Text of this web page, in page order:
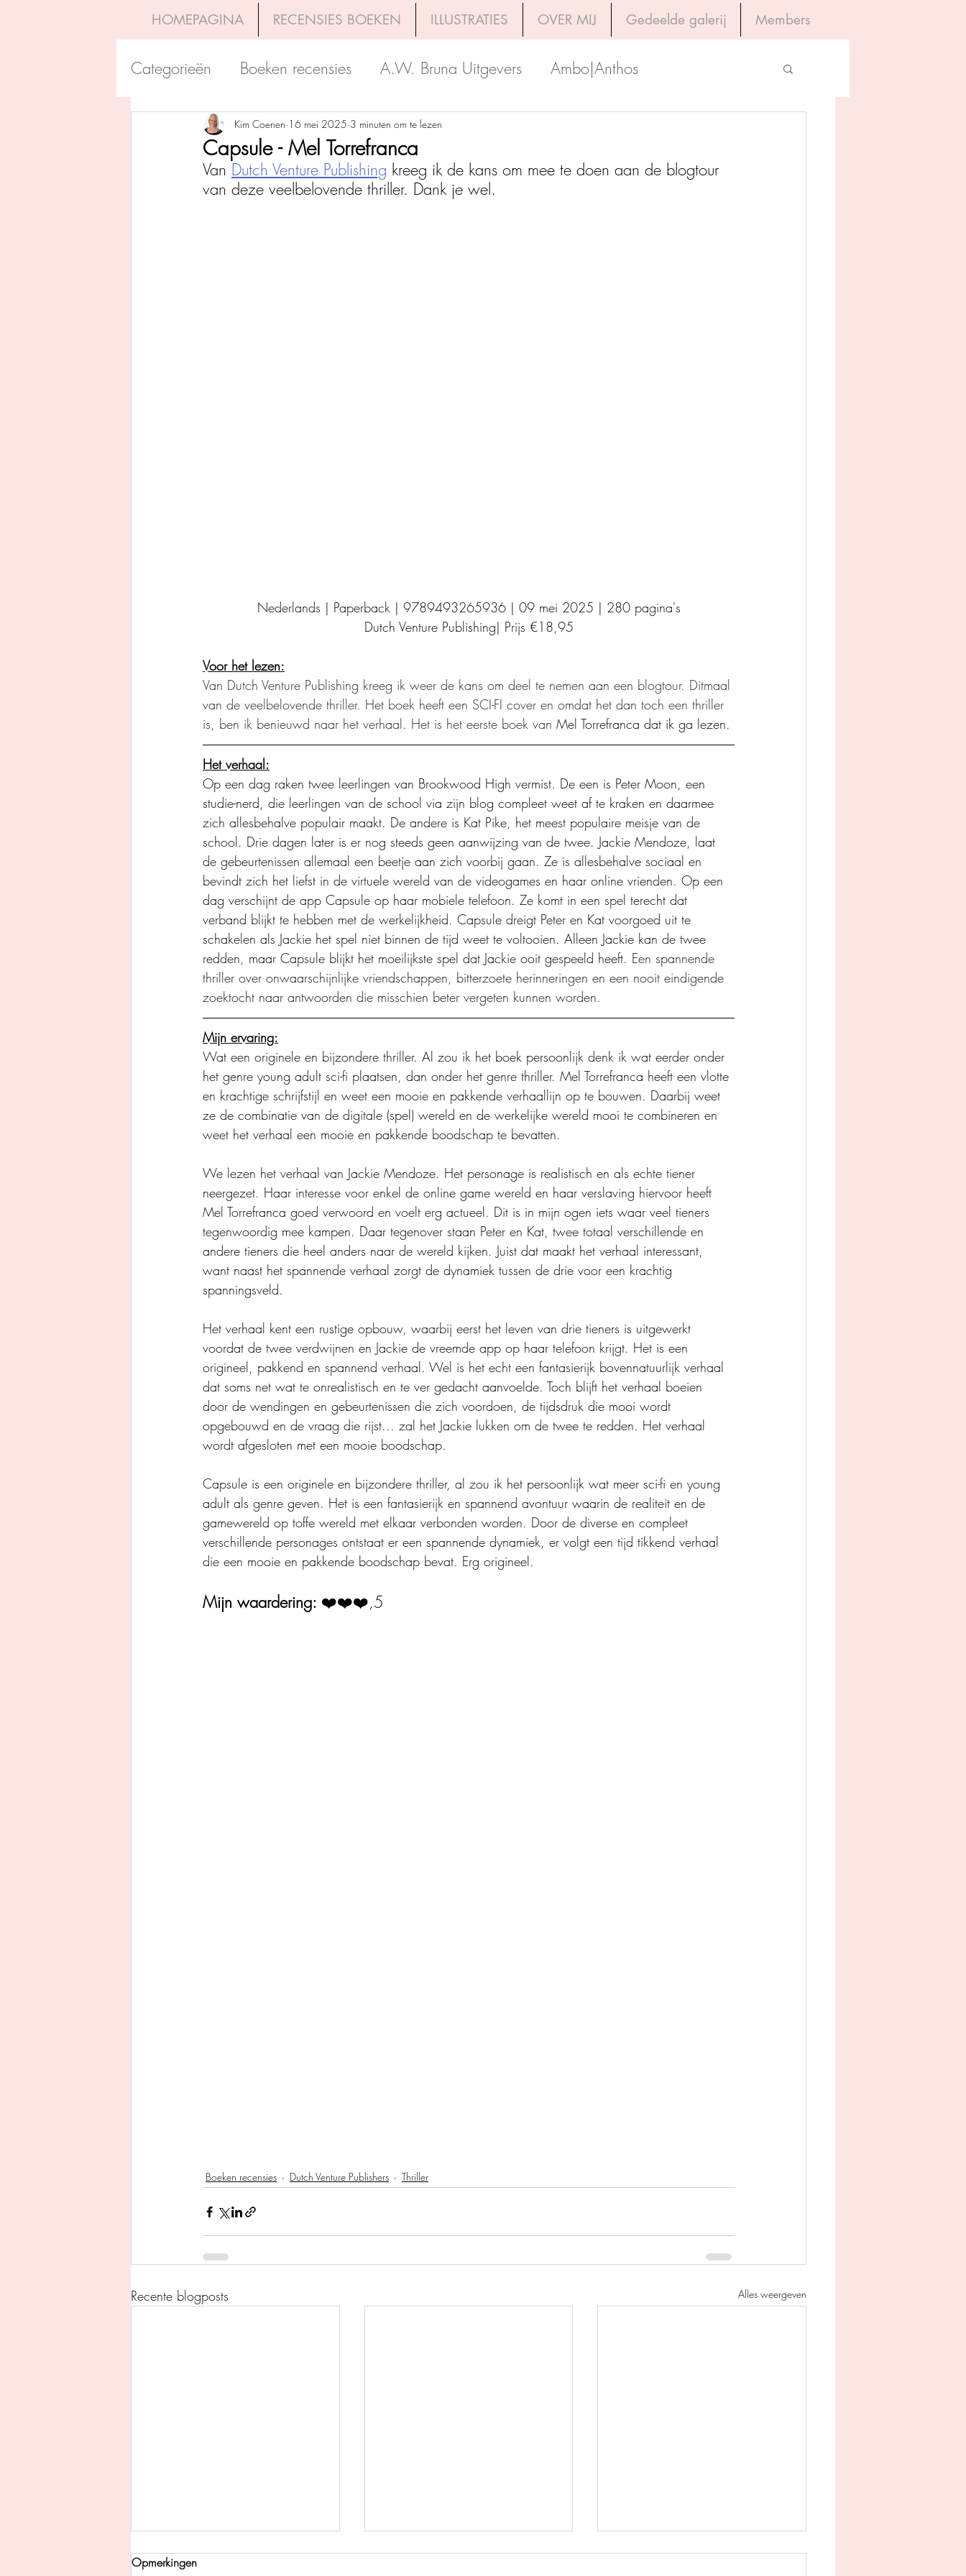
HOMEPAGINA RECENSIES BOEKEN ILLUSTRATIES OVER MIJ Gedeelde galerij Members
Categorieën Boeken recensies A.W. Bruna Uitgevers Ambo|Anthos
Uitgeverij Pelckmans Boekerij Uitgeverij Luitingh-Sijthoff
Overamstel Uitgevers Godijn Publishing Kosmos Uitgevers The House of Books
Capsule - Mel Torrefranca
Kim Coenen 16 mei 2025 3 minuten om te lezen
Van Dutch Venture Publishing kreeg ik de kans om mee te doen aan de blogtour
van deze veelbelovende thriller. Dank je wel.
Nederlands | Paperback | 9789493265936 | 09 mei 2025 | 280 pagina's
Dutch Venture Publishing| Prijs €18,95
Voor het lezen:
Van Dutch Venture Publishing kreeg ik weer de kans om deel te nemen aan een blogtour. Ditmaal
van de veelbelovende thriller. Het boek heeft een SCI-FI cover en omdat het dan toch een thriller
is, ben ik benieuwd naar het verhaal. Het is het eerste boek van Mel Torrefranca dat ik ga lezen.
Het verhaal:
Op een dag raken twee leerlingen van Brookwood High vermist. De een is Peter Moon, een
studie-nerd, die leerlingen van de school via zijn blog compleet weet af te kraken en daarmee
zich allesbehalve populair maakt. De andere is Kat Pike, het meest populaire meisje van de
school. Drie dagen later is er nog steeds geen aanwijzing van de twee. Jackie Mendoze, laat
de gebeurtenissen allemaal een beetje aan zich voorbij gaan. Ze is allesbehalve sociaal en
bevindt zich het liefst in de virtuele wereld van de videogames en haar online vrienden. Op een
dag verschijnt de app Capsule op haar mobiele telefoon. Ze komt in een spel terecht dat
verband blijkt te hebben met de werkelijkheid. Capsule dreigt Peter en Kat voorgoed uit te
schakelen als Jackie het spel niet binnen de tijd weet te voltooien. Alleen Jackie kan de twee
redden, maar Capsule blijkt het moeilijkste spel dat Jackie ooit gespeeld heeft. Een spannende
thriller over onwaarschijnlijke vriendschappen, bitterzoete herinneringen en een nooit eindigende
zoektocht naar antwoorden die misschien beter vergeten kunnen worden.
Mijn ervaring:
Wat een originele en bijzondere thriller. Al zou ik het boek persoonlijk denk ik wat eerder onder
het genre young adult sci-fi plaatsen, dan onder het genre thriller. Mel Torrefranca heeft een vlotte
en krachtige schrijfstijl en weet een mooie en pakkende verhaallijn op te bouwen. Daarbij weet
ze de combinatie van de digitale (spel) wereld en de werkelijke wereld mooi te combineren en
weet het verhaal een mooie en pakkende boodschap te bevatten.
We lezen het verhaal van Jackie Mendoze. Het personage is realistisch en als echte tiener
neergezet. Haar interesse voor enkel de online game wereld en haar verslaving hiervoor heeft
Mel Torrefranca goed verwoord en voelt erg actueel. Dit is in mijn ogen iets waar veel tieners
tegenwoordig mee kampen. Daar tegenover staan Peter en Kat, twee totaal verschillende en
andere tieners die heel anders naar de wereld kijken. Juist dat maakt het verhaal interessant,
want naast het spannende verhaal zorgt de dynamiek tussen de drie voor een krachtig
spanningsveld.
Het verhaal kent een rustige opbouw, waarbij eerst het leven van drie tieners is uitgewerkt
voordat de twee verdwijnen en Jackie de vreemde app op haar telefoon krijgt. Het is een
origineel, pakkend en spannend verhaal. Wel is het echt een fantasierijk bovennatuurlijk verhaal
dat soms net wat te onrealistisch en te ver gedacht aanvoelde. Toch blijft het verhaal boeien
door de wendingen en gebeurtenissen die zich voordoen, de tijdsdruk die mooi wordt
opgebouwd en de vraag die rijst... zal het Jackie lukken om de twee te redden. Het verhaal
wordt afgesloten met een mooie boodschap.
Capsule is een originele en bijzondere thriller, al zou ik het persoonlijk wat meer sci-fi en young
adult als genre geven. Het is een fantasierijk en spannend avontuur waarin de realiteit en de
gamewereld op toffe wereld met elkaar verbonden worden. Door de diverse en compleet
verschillende personages ontstaat er een spannende dynamiek, er volgt een tijd tikkend verhaal
die een mooie en pakkende boodschap bevat. Erg origineel.
Mijn waardering: ❤️❤️❤️,5
Boeken recensies Dutch Venture Publishers Thriller
Recente blogposts Alles weergeven
Opmerkingen